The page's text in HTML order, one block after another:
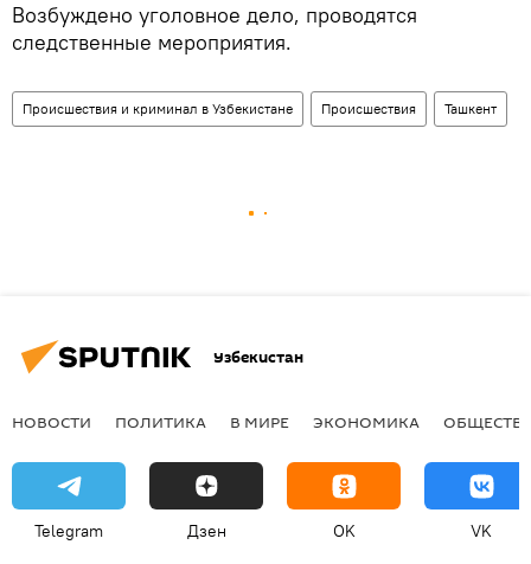
Возбуждено уголовное дело, проводятся
следственные мероприятия.
Происшествия и криминал в Узбекистане Происшествия Ташкент
Узбекистан
НОВОСТИ ПОЛИТИКА В МИРЕ ЭКОНОМИКА
Telegram Дзен OK VK